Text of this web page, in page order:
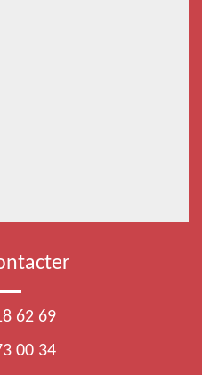
62 69
00 34